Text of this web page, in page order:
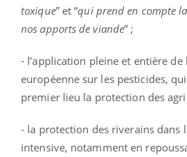
toxique” et “qui prend en compte
nos apports de viande” ;
- l’application pleine et entière
européenne sur les pesticides,
premier lieu la protection des
- la protection des riverains dans
intensive, notamment en